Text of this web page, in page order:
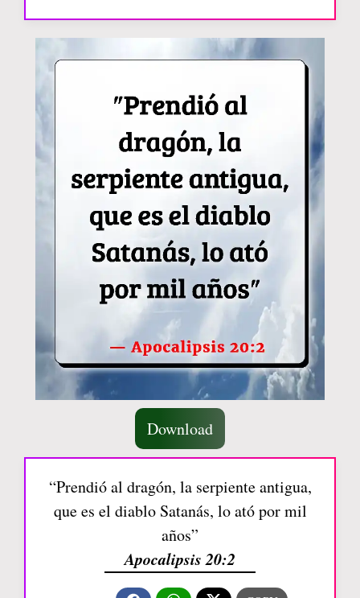
Download
“Prendió al dragón, la serpiente antigua,
que es el diablo Satanás, lo ató por mil
años”
Apocalipsis 20:2